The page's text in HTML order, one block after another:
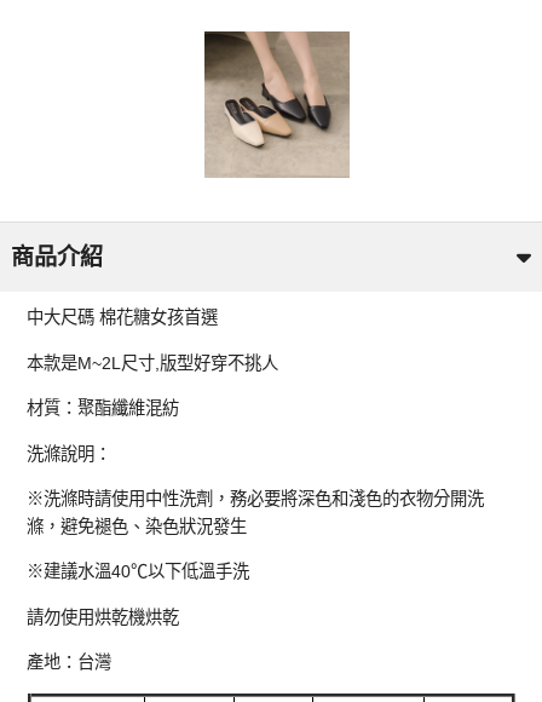
商品介紹
中大尺碼 棉花糖女孩首選
本款是M~2L尺寸,版型好穿不挑人
材質：聚酯纖維混紡
洗滌說明：
※洗滌時請使用中性洗劑，務必要將深色和淺色的衣物分開洗
滌，避免褪色、染色狀況發生
※建議水溫40℃以下低溫手洗
請勿使用烘乾機烘乾
產地：台灣